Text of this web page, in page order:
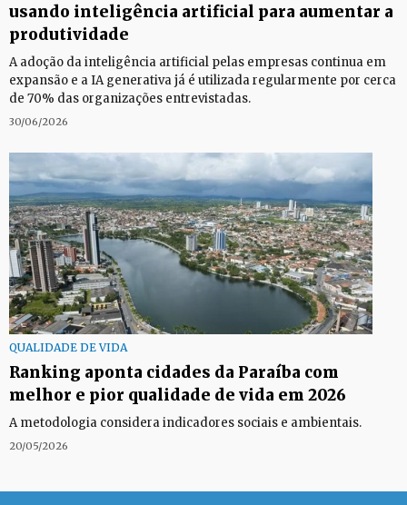
usando inteligência artificial para aumentar a
produtividade
A adoção da inteligência artificial pelas empresas continua em
expansão e a IA generativa já é utilizada regularmente por cerca
de 70% das organizações entrevistadas.
30/06/2026
QUALIDADE DE VIDA
Ranking aponta cidades da Paraíba com
melhor e pior qualidade de vida em 2026
A metodologia considera indicadores sociais e ambientais.
20/05/2026